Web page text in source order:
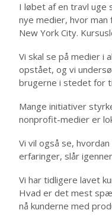
I løbet af en travl uge
nye medier, hvor
New York City.
Vi skal se på medier i
opstået, og vi
brugerne i stedet for
Mange initiativer
nonprofit-medier er
Vi vil også se,
erfaringer, slår
Vi har tidligere lavet
Hvad er det mest
nå kunderne med